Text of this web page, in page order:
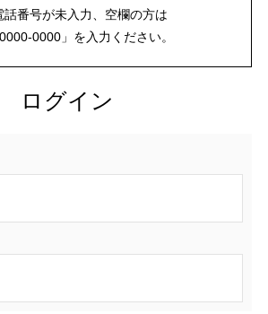
話番号が未入力、空欄の方は
0000-0000」を入力ください。
ログイン